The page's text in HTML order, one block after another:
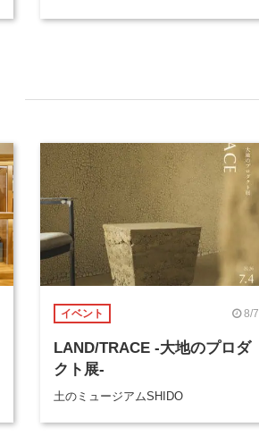
イベント 8/7
LAND/TRACE -大地のプロダ
クト展-
土のミュージアムSHIDO